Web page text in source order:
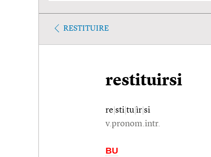
RESTITUIRE
restituirsi
re sti tu ìr si
v.pronom.intr.
BU